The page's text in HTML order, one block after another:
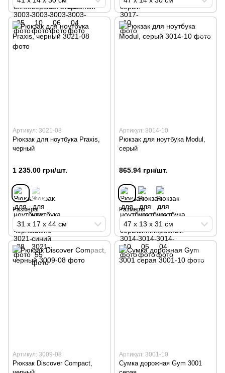
Артикул: 3021-08
Рюкзак для ноутбука Praxis,
черный
1 235.00 грн/шт.
Размеры
31 х 17 х 44 см
Артикул: 3014-10
Рюкзак для ноутбука Modul,
серый
865.94 грн/шт.
Размеры
47 х 13 х 31 см
Артикул: 3009-08
Рюкзак Discover Compact,
Артикул: 3001-10
Сумка дорожная Gym 3001